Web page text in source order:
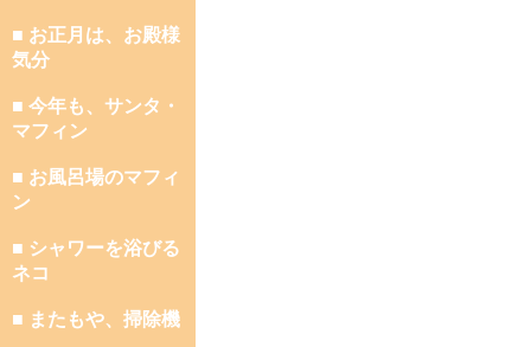
■ お正月は、お殿様
気分
■ 今年も、サンタ・
マフィン
■ お風呂場のマフィ
ン
■ シャワーを浴びる
ネコ
■ またもや、掃除機